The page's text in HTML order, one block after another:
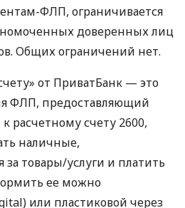
ФЛП, ограничивается
доверенных лиц
Общих ограничений нет.
от ПриватБанк — это
ФЛП, предоставляющий
расчетному счету 2600,
наличные,
за товары/услуги и платить
ее можно
или пластиковой через